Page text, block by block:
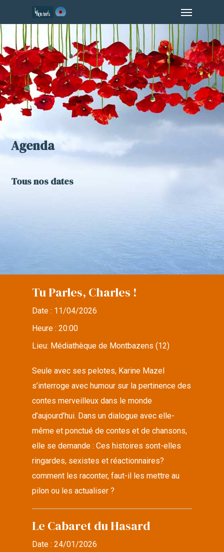
to
main
content
Agenda
Tous nos dates
Tu Parles, Charles !
Date : 11/04/2026
Heure :20:00
Lieu: Médiathèque de Montbazens (12)
Seule avec ses pelotes, Karine Mazel
s’interroge avec humour sur la pertinence des
contes merveilleux dans le monde
d’aujourd’hui. Dans un dialogue avec elle-
même et ponctué de contes et de chansons,
elle se demande : Ces histoires sont-elles
ringardes, sexistes et réactionnaires?
comment les raconter, faut-il les mettre au
pilon ou les actualiser ?
Le Cabaret du Hasard
Date :24/01/2026